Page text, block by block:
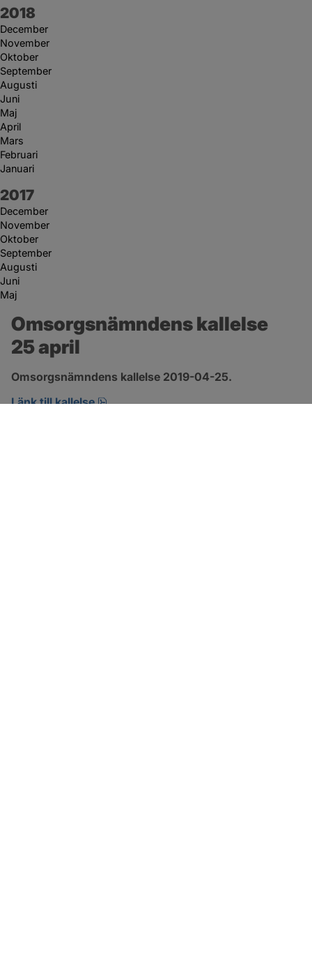
År:
2018
December
November
Oktober
September
Augusti
Juni
Maj
April
Mars
Februari
Januari
År:
2017
December
November
Oktober
September
Augusti
Juni
Maj
Omsorgsnämndens kallelse
25 april
Omsorgsnämndens kallelse 2019-04-25.
Länk till kallelse
pdf, öppnas i nytt fönster.